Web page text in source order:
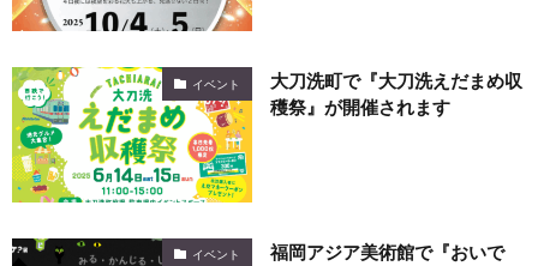
イベント
大刀洗町で『大刀洗えだまめ収
穫祭』が開催されます
イベント
福岡アジア美術館で『おいで